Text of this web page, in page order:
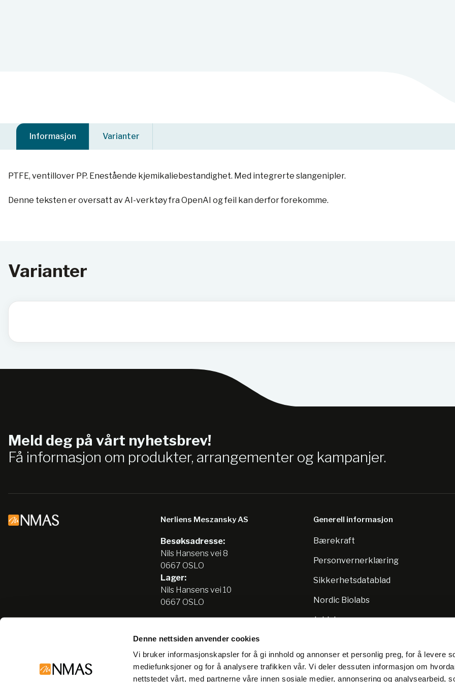
Denne nettsiden anvender cookies
Vi bruker informasjonskapsler for å gi innhold og annonser et personlig preg, for å levere
mediefunksjoner og for å analysere trafikken vår. Vi deler dessuten informasjon om
nettstedet vårt, med partnerne våre innen sosiale medier, annonsering og analysearbeid,
Informasjon Varianter
PTFE, ventillover PP. Enestående kjemikaliebestandighet. Med integrerte slangenipler.
Denne teksten er oversatt av AI-verktøy fra OpenAI og feil kan derfor forekomme.
Varianter
Meld deg på vårt nyhetsbrev!
Få informasjon om produkter, arrangementer og kampanjer.
Nerliens Meszansky AS
Besøksadresse:
Nils Hansens vei 8
0667 OSLO
Lager:
Nils Hansens vei 10
0667 OSLO
info@nmas.no
Generell informasjon
Bærekraft
Personvernerklæring
Sikkerhetsdatablad
Nordic Biolabs
Jobb hos oss